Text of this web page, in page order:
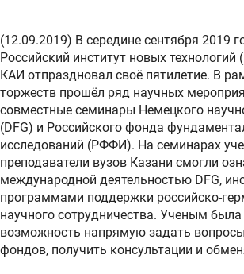
(12.09.2019) В середине сентября 2019
Российский институт новых
КАИ отпраздновал своё пятилетие. В
торжеств прошёл ряд научных
совместные семинары Немецкого
(DFG) и Российского фонда
исследований (РФФИ). На семинарах
преподаватели вузов Казани смогли
международной деятельностью DFG,
программами поддержки российско-
научного сотрудничества. Ученым
возможность напрямую задать
фондов, получить консультации и